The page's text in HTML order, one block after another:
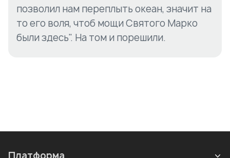
позволил нам переплыть океан, значит на
то его воля, чтоб мощи Святого Марко
были здесь". На том и порешили.